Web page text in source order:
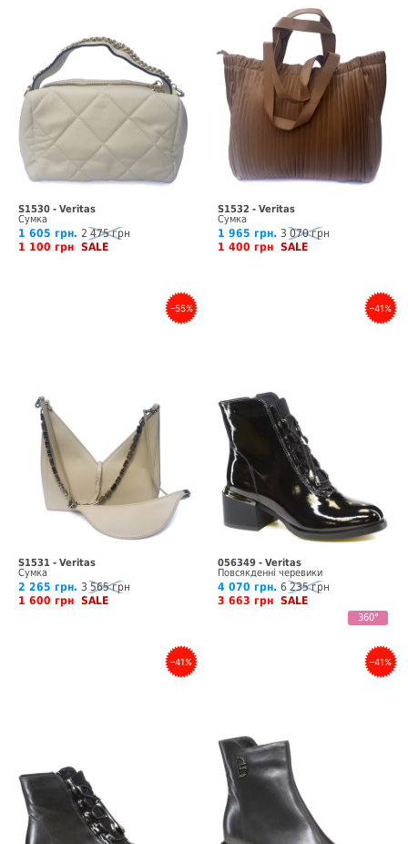
S1530 - Veritas
Сумка
1 605 грн. 2 475 грн
1 100 грн SALE
S1532 - Veritas
Сумка
1 965 грн. 3 070 грн
1 400 грн SALE
–55%
S1531 - Veritas
Сумка
2 265 грн. 3 565 грн
1 600 грн SALE
–41%
056349 - Veritas
Повсякденні черевики
4 070 грн. 6 235 грн
3 663 грн SALE
360°
–41% –41%